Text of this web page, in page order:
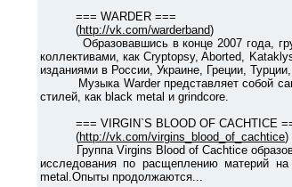
=== WARDER ===
(http://vk.com/warderband)
Образовавшись в конце 2007 года,
коллективами, как Cryptopsy, Aborted,
изданиями в России, Украине, Греции,
Музыка Warder представляет собой
стилей, как black metal и grindcore.
=== VIRGIN`S BLOOD OF CACHTICE
(http://vk.com/virgins_blood_of_cachtice)
Группа Virgins Blood of Cachtice
исследования по расщеплению материй
metal.Опыты продолжаются...